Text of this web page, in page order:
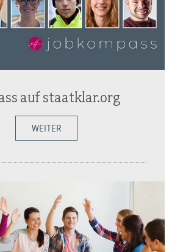
auf staatklar.org
WEITER